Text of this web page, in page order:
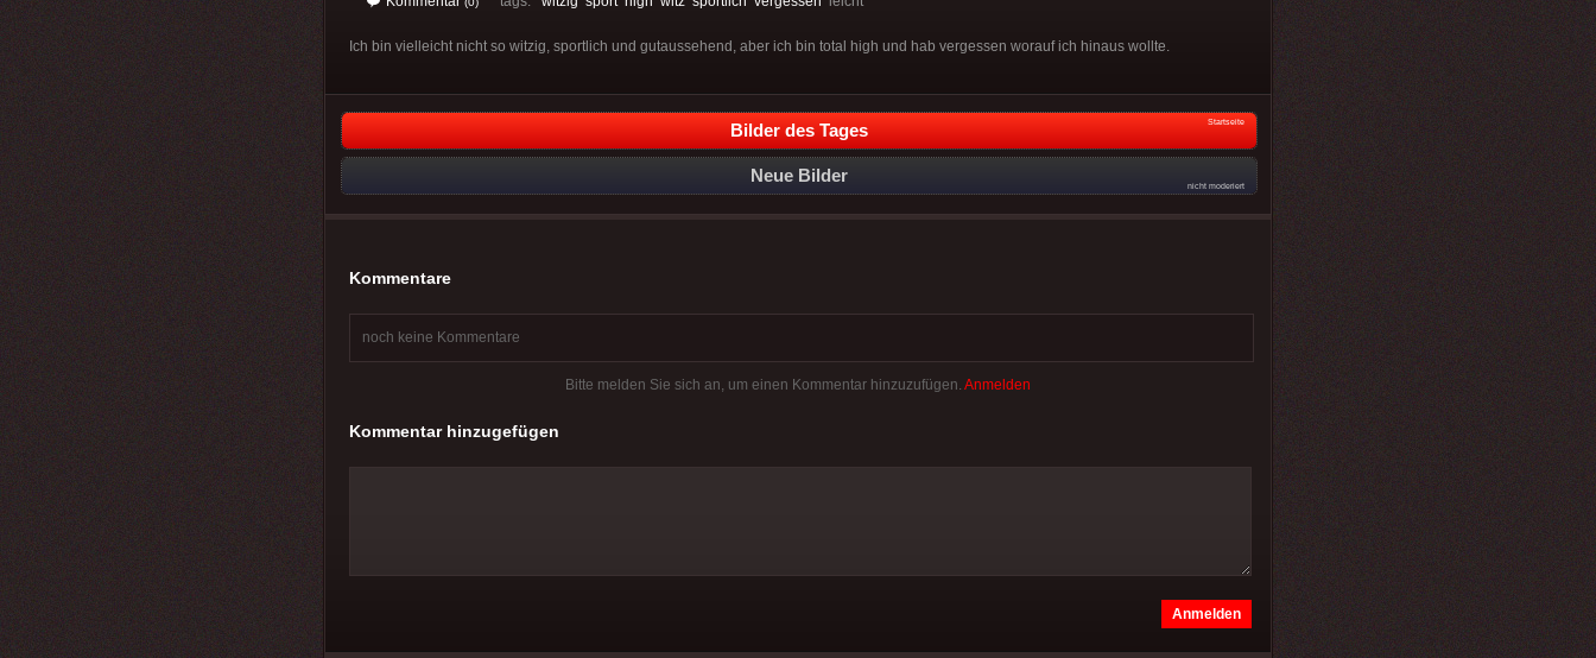
Ich bin vielleicht nicht so witzig, sportlich und gutaussehend, aber ich bin total high und hab vergessen worauf ich hinaus wollte.
Bilder des Tages Startseite
Neue Bilder
nicht moderiert
Kommentare
noch keine Kommentare
Bitte melden Sie sich an, um einen Kommentar hinzuzufügen. Anmelden
Kommentar hinzugefügen